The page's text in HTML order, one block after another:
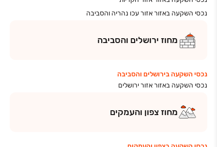
נכסי השקעה באזור אזור עכו נהריה והסביבה
מחוז ירושלים והסביבה
נכסי השקעה בירושלים והסביבה
נכסי השקעה באזור אזור ירושלים
מחוזצפון והעמקים